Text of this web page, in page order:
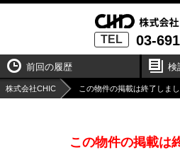
TEL 03-
前回の履歴 検
株式会社CHIC この物件の掲載は終了しま
この物件の掲載は